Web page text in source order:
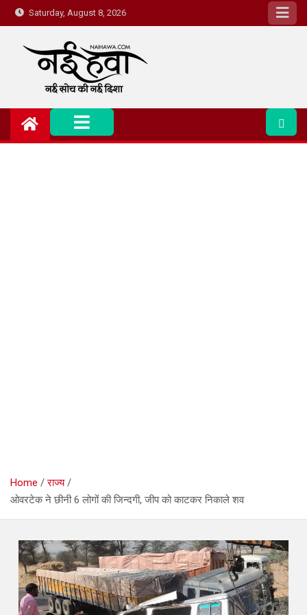
Saturday, August 8, 2026
Nai Hawa
Home
राज्य
ओवरटेक ने छीनी 6 लोगों की जिन्दगी, जीप को काटकर निकाले शव